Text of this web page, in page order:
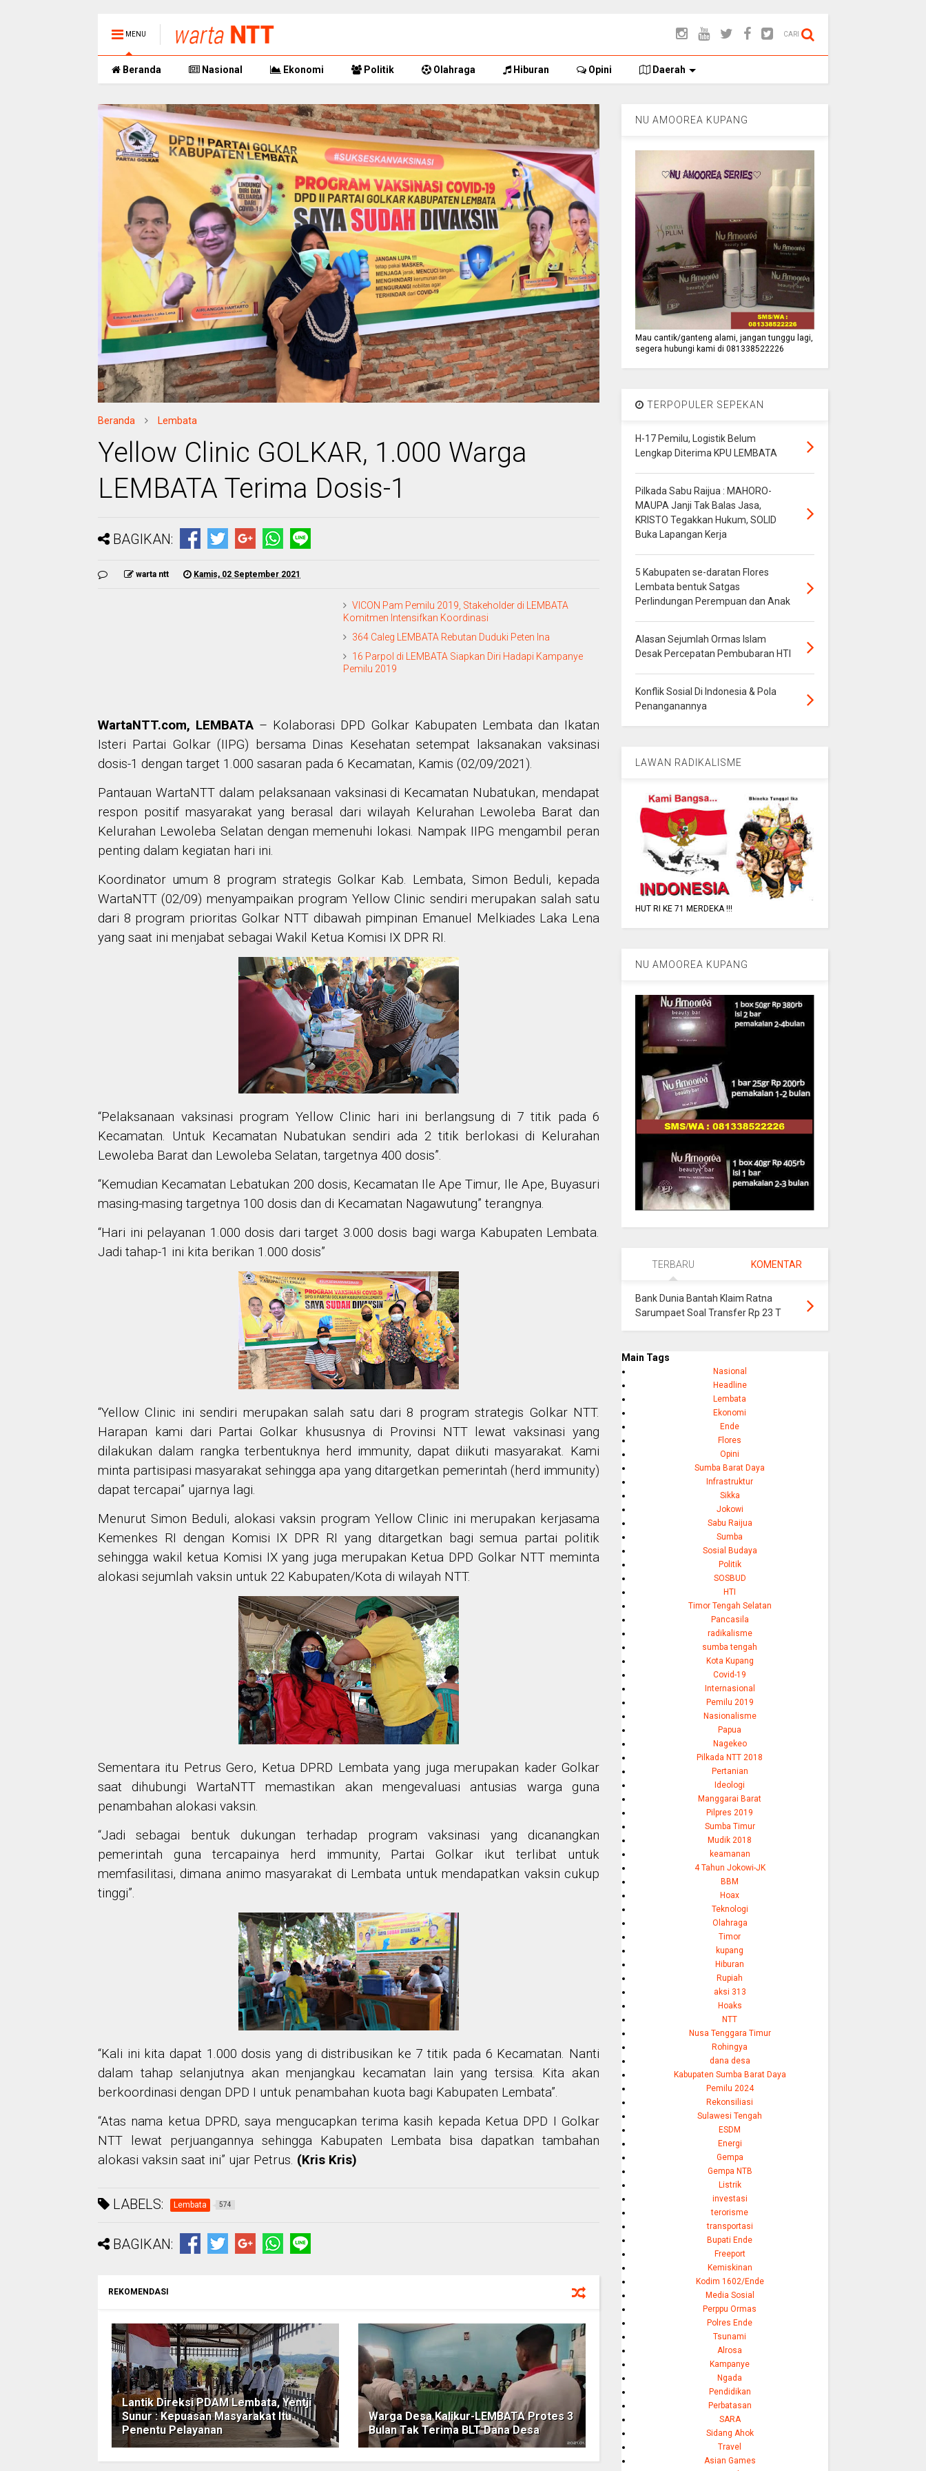
MENU CARI
Beranda Nasional Ekonomi Politik Olahraga Hiburan Opini Daerah
Beranda Lembata
Yellow Clinic GOLKAR, 1.000 Warga
LEMBATA Terima Dosis-1
BAGIKAN:
warta ntt Kamis, 02 September 2021
VICON Pam Pemilu 2019, Stakeholder di LEMBATA
Komitmen Intensifkan Koordinasi
364 Caleg LEMBATA Rebutan Duduki Peten Ina
16 Parpol di LEMBATA Siapkan Diri Hadapi Kampanye
Pemilu 2019
WartaNTT.com, LEMBATA – Kolaborasi DPD Golkar Kabupaten Lembata dan Ikatan
Isteri Partai Golkar (IIPG) bersama Dinas Kesehatan setempat laksanakan vaksinasi
dosis-1 dengan target 1.000 sasaran pada 6 Kecamatan, Kamis (02/09/2021).
Pantauan WartaNTT dalam pelaksanaan vaksinasi di Kecamatan Nubatukan, mendapat
respon positif masyarakat yang berasal dari wilayah Kelurahan Lewoleba Barat dan
Kelurahan Lewoleba Selatan dengan memenuhi lokasi. Nampak IIPG mengambil peran
penting dalam kegiatan hari ini.
Koordinator umum 8 program strategis Golkar Kab. Lembata, Simon Beduli, kepada
WartaNTT (02/09) menyampaikan program Yellow Clinic sendiri merupakan salah satu
dari 8 program prioritas Golkar NTT dibawah pimpinan Emanuel Melkiades Laka Lena
yang saat ini menjabat sebagai Wakil Ketua Komisi IX DPR RI.
“Pelaksanaan vaksinasi program Yellow Clinic hari ini berlangsung di 7 titik pada 6
Kecamatan. Untuk Kecamatan Nubatukan sendiri ada 2 titik berlokasi di Kelurahan
Lewoleba Barat dan Lewoleba Selatan, targetnya 400 dosis”.
“Kemudian Kecamatan Lebatukan 200 dosis, Kecamatan Ile Ape Timur, Ile Ape, Buyasuri
masing-masing targetnya 100 dosis dan di Kecamatan Nagawutung” terangnya.
“Hari ini pelayanan 1.000 dosis dari target 3.000 dosis bagi warga Kabupaten Lembata.
Jadi tahap-1 ini kita berikan 1.000 dosis”
“Yellow Clinic ini sendiri merupakan salah satu dari 8 program strategis Golkar NTT.
Harapan kami dari Partai Golkar khususnya di Provinsi NTT lewat vaksinasi yang
dilakukan dalam rangka terbentuknya herd immunity, dapat diikuti masyarakat. Kami
minta partisipasi masyarakat sehingga apa yang ditargetkan pemerintah (herd immunity)
dapat tercapai” ujarnya lagi.
Menurut Simon Beduli, alokasi vaksin program Yellow Clinic ini merupakan kerjasama
Kemenkes RI dengan Komisi IX DPR RI yang ditargetkan bagi semua partai politik
sehingga wakil ketua Komisi IX yang juga merupakan Ketua DPD Golkar NTT meminta
alokasi sejumlah vaksin untuk 22 Kabupaten/Kota di wilayah NTT.
Sementara itu Petrus Gero, Ketua DPRD Lembata yang juga merupakan kader Golkar
saat dihubungi WartaNTT memastikan akan mengevaluasi antusias warga guna
penambahan alokasi vaksin.
“Jadi sebagai bentuk dukungan terhadap program vaksinasi yang dicanangkan
pemerintah guna tercapainya herd immunity, Partai Golkar ikut terlibat untuk
memfasilitasi, dimana animo masyarakat di Lembata untuk mendapatkan vaksin cukup
tinggi”.
“Kali ini kita dapat 1.000 dosis yang di distribusikan ke 7 titik pada 6 Kecamatan. Nanti
dalam tahap selanjutnya akan menjangkau kecamatan lain yang tersisa. Kita akan
berkoordinasi dengan DPD I untuk penambahan kuota bagi Kabupaten Lembata”.
“Atas nama ketua DPRD, saya mengucapkan terima kasih kepada Ketua DPD I Golkar
NTT lewat perjuangannya sehingga Kabupaten Lembata bisa dapatkan tambahan
alokasi vaksin saat ini” ujar Petrus. (Kris Kris)
LABELS: Lembata 574
BAGIKAN:
REKOMENDASI
Lantik Direksi PDAM Lembata, Yentji
Sunur : Kepuasan Masyarakat Itu
Penentu Pelayanan
Warga Desa Kalikur-LEMBATA Protes 3
Bulan Tak Terima BLT Dana Desa
NU AMOOREA KUPANG
Mau cantik/ganteng alami, jangan tunggu lagi,
segera hubungi kami di 081338522226
TERPOPULER SEPEKAN
H-17 Pemilu, Logistik Belum
Lengkap Diterima KPU LEMBATA
Pilkada Sabu Raijua : MAHORO-
MAUPA Janji Tak Balas Jasa,
KRISTO Tegakkan Hukum, SOLID
Buka Lapangan Kerja
5 Kabupaten se-daratan Flores
Lembata bentuk Satgas
Perlindungan Perempuan dan Anak
Alasan Sejumlah Ormas Islam
Desak Percepatan Pembubaran HTI
Konflik Sosial Di Indonesia & Pola
Penanganannya
LAWAN RADIKALISME
HUT RI KE 71 MERDEKA !!!
NU AMOOREA KUPANG
TERBARU KOMENTAR
Bank Dunia Bantah Klaim Ratna
Sarumpaet Soal Transfer Rp 23 T
Main Tags
Nasional
Headline
Lembata
Ekonomi
Ende
Flores
Opini
Sumba Barat Daya
Infrastruktur
Sikka
Jokowi
Sabu Raijua
Sumba
Sosial Budaya
Politik
SOSBUD
HTI
Timor Tengah Selatan
Pancasila
radikalisme
sumba tengah
Kota Kupang
Covid-19
Internasional
Pemilu 2019
Nasionalisme
Papua
Nagekeo
Pilkada NTT 2018
Pertanian
Ideologi
Manggarai Barat
Pilpres 2019
Sumba Timur
Mudik 2018
keamanan
4 Tahun Jokowi-JK
BBM
Hoax
Teknologi
Olahraga
Timor
kupang
Hiburan
Rupiah
aksi 313
Hoaks
NTT
Nusa Tenggara Timur
Rohingya
dana desa
Kabupaten Sumba Barat Daya
Pemilu 2024
Rekonsiliasi
Sulawesi Tengah
ESDM
Energi
Gempa
Gempa NTB
Listrik
investasi
terorisme
transportasi
Bupati Ende
Freeport
Kemiskinan
Kodim 1602/Ende
Media Sosial
Perppu Ormas
Polres Ende
Tsunami
Alrosa
Kampanye
Ngada
Pendidikan
Perbatasan
SARA
Sidang Ahok
Travel
Asian Games